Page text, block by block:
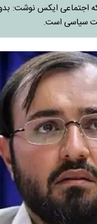
اجتماعی ایکس نوشت:
سیاسی است.